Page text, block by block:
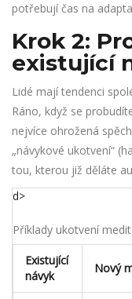
potřebují čas na
Krok 2:
existující
Lidé mají tendenci
Ráno, když se
nejvíce ohrožená
„návykové ukotvení“
tou, kterou již děláte
d>
Příklady ukotvení
Existující
návyk
Nový